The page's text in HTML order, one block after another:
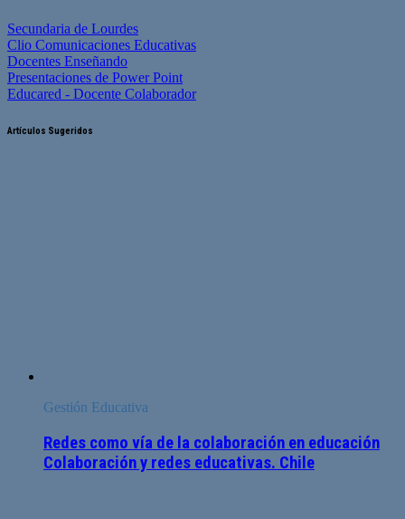
Secundaria de Lourdes
Clio Comunicaciones Educativas
Docentes Enseñando
Presentaciones de Power Point
Educared - Docente Colaborador
Artículos Sugeridos
Gestión Educativa
Redes como vía de la colaboración en educación
Colaboración y redes educativas. Chile